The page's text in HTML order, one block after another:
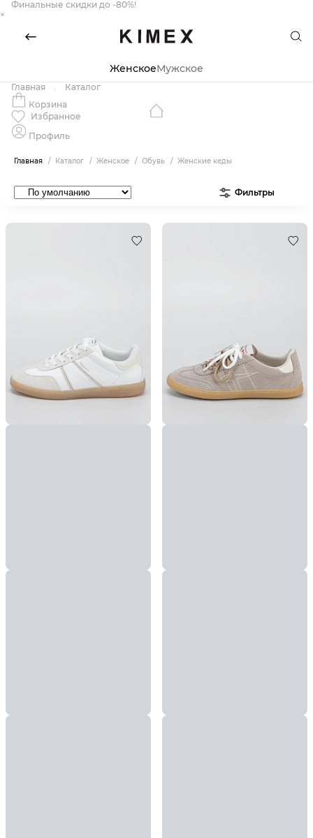
Финальные скидки до -80%!
×
ЖенскоеМужское
Главная
Каталог
Корзина
Избранное
Профиль
Главная Каталог Женское Обувь Женские кеды
Фильтры